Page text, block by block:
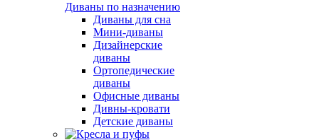
Диваны по назначению
Диваны для сна
Мини-диваны
Дизайнерские
диваны
Ортопедические
диваны
Офисные диваны
Дивны-кровати
Детские диваны